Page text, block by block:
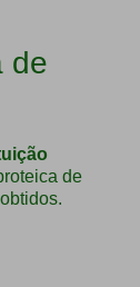
de
de